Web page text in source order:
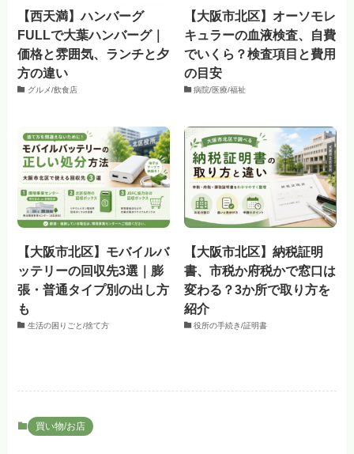
【西天満】ハンバーグ
FULLで大葉ハンバーグ｜
価格と雰囲気、ランチと夕
方の違い
グルメ/飲食店
【大阪市北区】オーソモレ
キュラーの血液検査、自費
でいくら？検査項目と費用
の目安
病院/医療/福祉
【大阪市北区】モバイルバ
ッテリーの回収先3選｜膨
張・普通タイプ別の出し方
も
生活の困りごと/捨て方
【大阪市北区】納税証明
書、市税か府税かで窓口は
変わる？3か所で取り方を
紹介
役所の手続き/証明書
買い物/お店